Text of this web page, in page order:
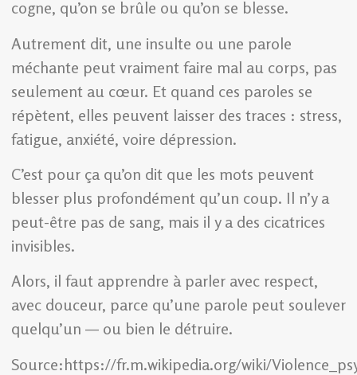
cogne, qu’on se brûle ou qu’on se blesse.
Autrement dit, une insulte ou une parole
méchante peut vraiment faire mal au corps, pas
seulement au cœur. Et quand ces paroles se
répètent, elles peuvent laisser des traces : stress,
fatigue, anxiété, voire dépression.
C’est pour ça qu’on dit que les mots peuvent
blesser plus profondément qu’un coup. Il n’y a
peut-être pas de sang, mais il y a des cicatrices
invisibles.
Alors, il faut apprendre à parler avec respect,
avec douceur, parce qu’une parole peut soulever
quelqu’un — ou bien le détruire.
Source:https://fr.m.wikipedia.org/wiki/